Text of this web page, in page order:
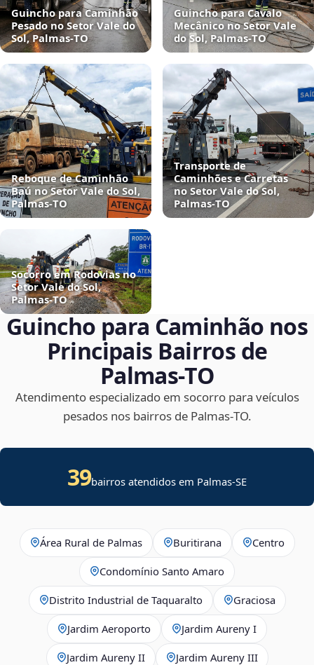
Guincho para Caminhão
Pesado no Setor Vale do
Sol, Palmas‑TO
Guincho para Cavalo
Mecânico no Setor Vale
do Sol, Palmas‑TO
Reboque de Caminhão
Baú no Setor Vale do Sol,
Palmas‑TO
Transporte de
Caminhões e Carretas
no Setor Vale do Sol,
Palmas‑TO
Socorro em Rodovias no
Setor Vale do Sol,
Palmas‑TO
Guincho para Caminhão nos
Principais Bairros de
Palmas‑TO
Atendimento especializado em socorro para veículos
pesados nos bairros de Palmas‑TO.
39bairros atendidos em Palmas-SE
Área Rural de Palmas Buritirana Centro
Condomínio Santo Amaro
Distrito Industrial de Taquaralto Graciosa
Jardim Aeroporto Jardim Aureny I
Jardim Aureny II Jardim Aureny III